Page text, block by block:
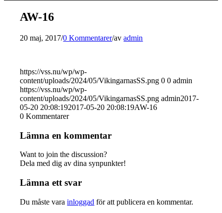
AW-16
20 maj, 2017/0 Kommentarer/avadmin
https://vss.nu/wp/wp-
content/uploads/2024/05/VikingarnasSS.png 0 0 admin
https://vss.nu/wp/wp-
content/uploads/2024/05/VikingarnasSS.png admin2017-
05-20 20:08:192017-05-20 20:08:19AW-16
0 Kommentarer
Lämna en kommentar
Want to join the discussion?
Dela med dig av dina synpunkter!
Lämna ett svar
Du måste varainloggad för att publicera en kommentar.